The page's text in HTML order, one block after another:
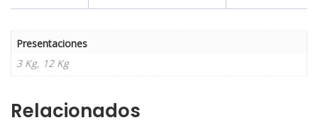
Presentaciones
3 Kg, 12 Kg
Relacionados